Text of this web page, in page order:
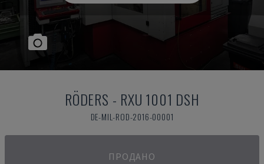
RÖDERS - RXU 1001 DSH
DE-MIL-ROD-2016-00001
ПРОДАНО